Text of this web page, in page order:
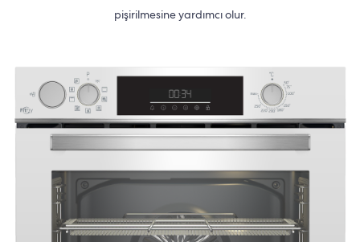
pişirilmesine yardımcı olur.